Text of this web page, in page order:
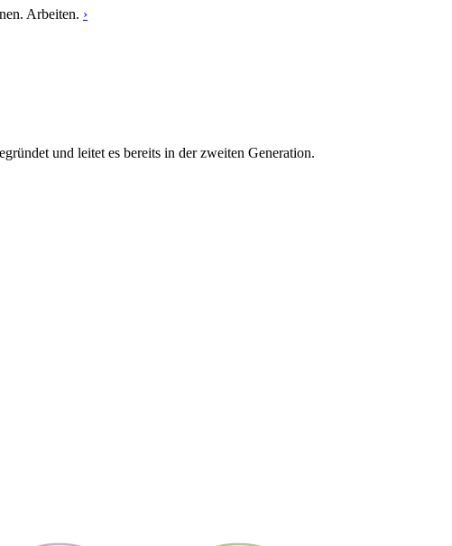
Arbeiten. ›
und leitet es bereits in der zweiten Generation.